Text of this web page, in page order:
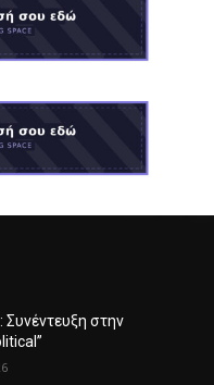
Συνέντευξη στην